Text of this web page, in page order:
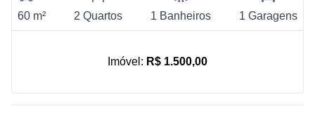
60 m² 2 Quartos 1 Banheiros 1 Garagens
Imóvel: R$ 1.500,00